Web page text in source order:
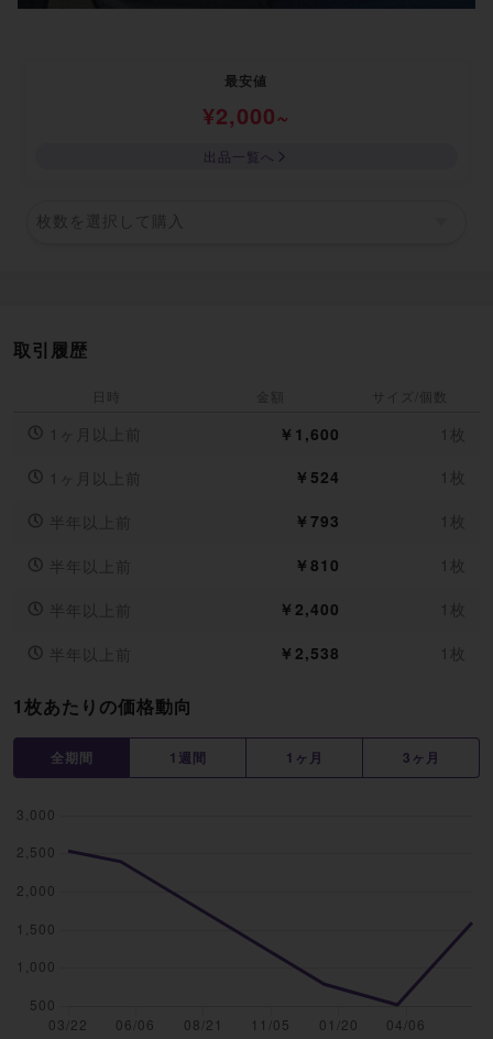
最安値
¥2,000~
出品一覧へ
枚数を選択して購入
1枚あたりの価格動向
全期間 1週間 1ヶ月 3ヶ月
取引履歴
日時 金額 サイズ/個数
1ヶ月以上前 ￥1,600
1枚
1ヶ月以上前
￥524 1枚
半年以上前 ￥793 1枚
半年以上前 ￥810 1枚
半年以上前 ￥2,400 1枚
半年以上前 ￥2,538 1枚